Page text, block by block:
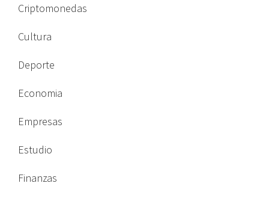
Criptomonedas
Cultura
Deporte
Economia
Empresas
Estudio
Finanzas